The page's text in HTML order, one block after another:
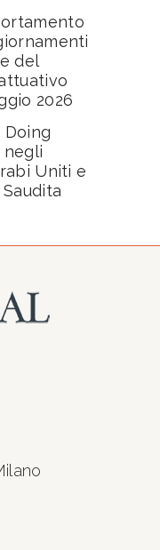
del
2026
Doing
negli
Uniti e